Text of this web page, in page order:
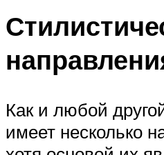
Как и любой
имеет несколько